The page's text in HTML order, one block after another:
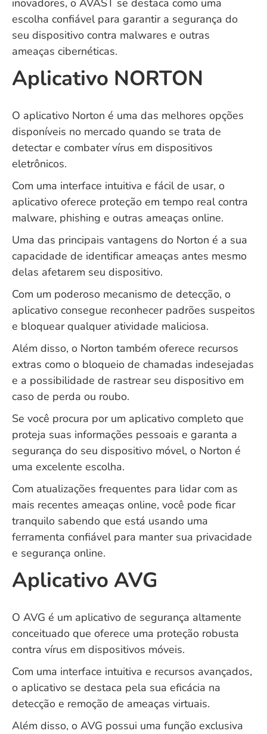
inovadores, o AVAST se destaca como uma
escolha confiável para garantir a segurança do
seu dispositivo contra malwares e outras
ameaças cibernéticas.
Aplicativo NORTON
O aplicativo Norton é uma das melhores opções
disponíveis no mercado quando se trata de
detectar e combater vírus em dispositivos
eletrônicos.
Com uma interface intuitiva e fácil de usar, o
aplicativo oferece proteção em tempo real contra
malware, phishing e outras ameaças online.
Uma das principais vantagens do Norton é a sua
capacidade de identificar ameaças antes mesmo
delas afetarem seu dispositivo.
Com um poderoso mecanismo de detecção, o
aplicativo consegue reconhecer padrões suspeitos
e bloquear qualquer atividade maliciosa.
Além disso, o Norton também oferece recursos
extras como o bloqueio de chamadas indesejadas
e a possibilidade de rastrear seu dispositivo em
caso de perda ou roubo.
Se você procura por um aplicativo completo que
proteja suas informações pessoais e garanta a
segurança do seu dispositivo móvel, o Norton é
uma excelente escolha.
Com atualizações frequentes para lidar com as
mais recentes ameaças online, você pode ficar
tranquilo sabendo que está usando uma
ferramenta confiável para manter sua privacidade
e segurança online.
Aplicativo AVG
O AVG é um aplicativo de segurança altamente
conceituado que oferece uma proteção robusta
contra vírus em dispositivos móveis.
Com uma interface intuitiva e recursos avançados,
o aplicativo se destaca pela sua eficácia na
detecção e remoção de ameaças virtuais.
Além disso, o AVG possui uma função exclusiva